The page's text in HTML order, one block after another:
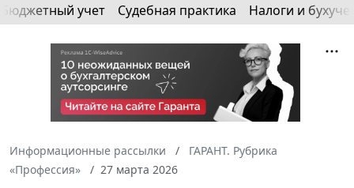
Бюджетный учет Судебная практика Налоги и
Информационные рассылки
ГАРАНТ. Рубрика
«Профессия»
27 марта 2026